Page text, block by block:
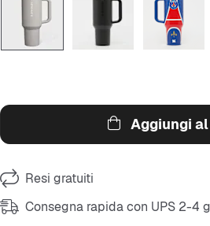
Aggiungi
Resi gratuiti
Consegna rapida con UPS 2-4